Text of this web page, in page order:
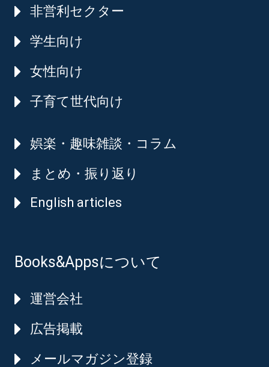
非営利セクター
学生向け
女性向け
子育て世代向け
娯楽・趣味雑談・コラム
まとめ・振り返り
English articles
Books&Appsについて
運営会社
広告掲載
メールマガジン登録